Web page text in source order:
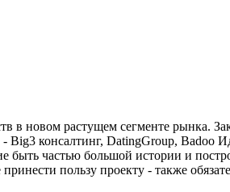
в новом растущем сегменте рынка.
Big3 консалтинг, DatingGroup, Badoo
быть частью большой истории и
пользу проекту - также